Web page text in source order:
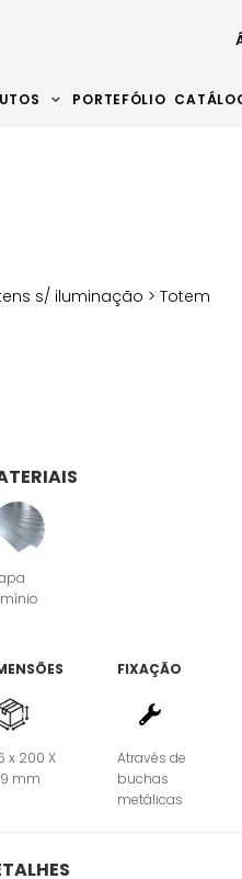
PORTEFÓLIO
s/ iluminação > Totem
x 200 X
mm
FIXAÇÃO
Através de
buchas
metálicas